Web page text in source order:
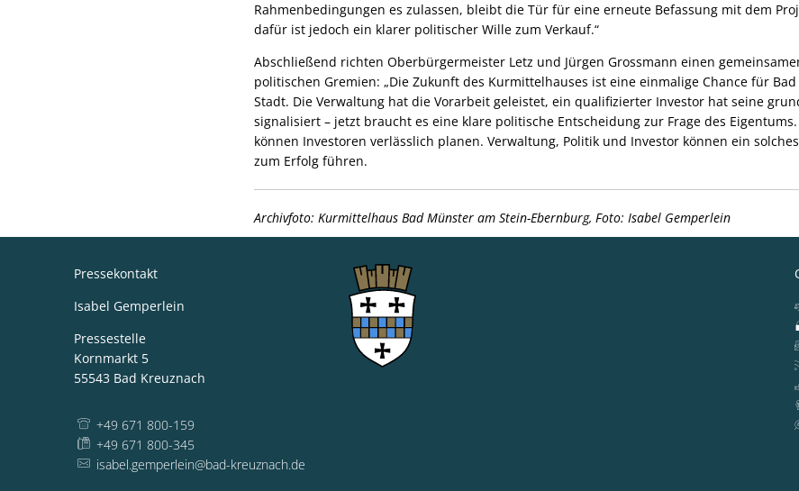
Rahmenbedingungen es zulassen, bleibt die Tür für eine erneute Befassung mit dem
dafür ist jedoch ein klarer politischer Wille zum Verkauf.“
Abschließend richten Oberbürgermeister Letz und Jürgen Grossmann einen
politischen Gremien: „Die Zukunft des Kurmittelhauses ist eine einmalige Chance für
Stadt. Die Verwaltung hat die Vorarbeit geleistet, ein qualifizierter Investor hat seine
signalisiert – jetzt braucht es eine klare politische Entscheidung zur Frage des
können Investoren verlässlich planen. Verwaltung, Politik und Investor können ein
zum Erfolg führen.
Archivfoto: Kurmittelhaus Bad Münster am Stein-Ebernburg, Foto: Isabel Gemperlein
Pressekontakt
Isabel Gemperlein
Pressestelle
Kornmarkt 5
55543 Bad Kreuznach
+49 671 800-159
+49 671 800-345
isabel.gemperlein@bad-kreuznach.de